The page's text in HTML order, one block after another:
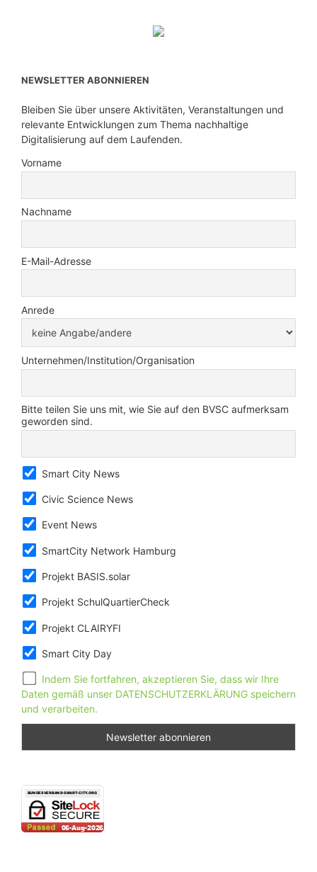
NEWSLETTER ABONNIEREN
Bleiben Sie über unsere Aktivitäten, Veranstaltungen und
relevante Entwicklungen zum Thema nachhaltige
Digitalisierung auf dem Laufenden.
Vorname
Nachname
E-Mail-Adresse
Anrede
Unternehmen/Institution/Organisation
Bitte teilen Sie uns mit, wie Sie auf den BVSC aufmerksam
geworden sind.
Smart City News
Civic Science News
Event News
SmartCity Network Hamburg
Projekt BASIS.solar
Projekt SchulQuartierCheck
Projekt CLAIRYFI
Smart City Day
Indem Sie fortfahren, akzeptieren Sie, dass wir Ihre
Daten gemäß unser DATENSCHUTZERKLÄRUNG speichern
und verarbeiten.